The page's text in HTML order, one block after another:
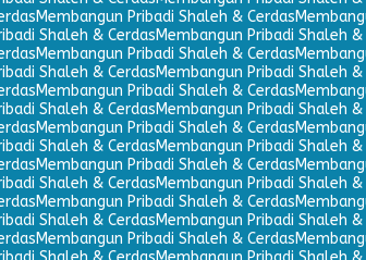
Membangun Pribadi Shaleh & Cerdas
Shaleh & CerdasMembangun Pribadi Shaleh &
Membangun Pribadi Shaleh & Cerdas
Shaleh & CerdasMembangun Pribadi Shaleh &
Membangun Pribadi Shaleh & Cerdas
Shaleh & CerdasMembangun Pribadi Shaleh &
Membangun Pribadi Shaleh & Cerdas
Shaleh & CerdasMembangun Pribadi Shaleh &
Membangun Pribadi Shaleh & Cerdas
Shaleh & CerdasMembangun Pribadi Shaleh &
Membangun Pribadi Shaleh & Cerdas
Shaleh & CerdasMembangun Pribadi Shaleh &
Membangun Pribadi Shaleh & Cerdas